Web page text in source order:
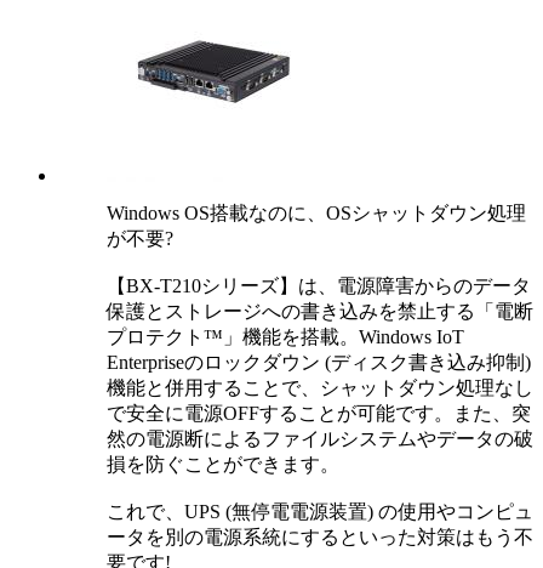
Windows OS搭載なのに、OSシャットダウン処理
が不要?
【BX-T210シリーズ】は、電源障害からのデータ
保護とストレージへの書き込みを禁止する「電断
プロテクト™」機能を搭載。Windows IoT
Enterpriseのロックダウン (ディスク書き込み抑制)
機能と併用することで、シャットダウン処理なし
で安全に電源OFFすることが可能です。また、突
然の電源断によるファイルシステムやデータの破
損を防ぐことができます。
これで、UPS (無停電電源装置) の使用やコンピュ
ータを別の電源系統にするといった対策はもう不
要です!